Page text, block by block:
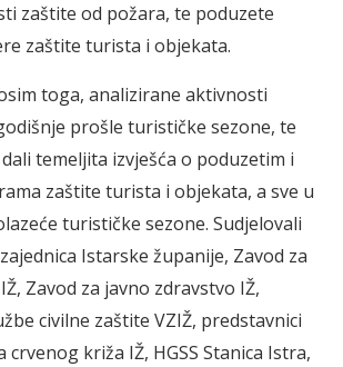
zaštite od požara, te poduzete
zaštite turista i objekata.
toga, analizirane aktivnosti
prošle turističke sezone, te
temeljita izvješća o poduzetim i
zaštite turista i objekata, a sve u
turističke sezone. Sudjelovali
Istarske županije, Zavod za
Zavod za javno zdravstvo IŽ,
civilne zaštite VZIŽ, predstavnici
crvenog križa IŽ, HGSS Stanica Istra,